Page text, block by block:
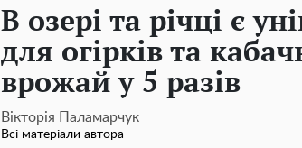
В озері та річці є
для огірків та
врожай у 5 разів
Вікторія Паламарчук
Всі матеріали автора